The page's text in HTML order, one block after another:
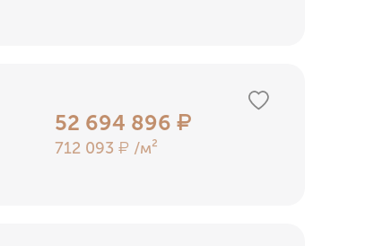
52 694 896 ₽
712 093 ₽ /м²